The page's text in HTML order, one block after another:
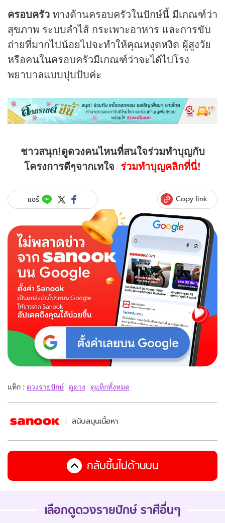
ครอบครัว ทางด้านครอบครัวในปักษ์นี้ มีเกณฑ์ว่า
สุขภาพ ระบบลำไส้ กระเพาะอาหาร และการขับ
ถ่ายที่มากไปน้อยไปจะทำให้คุณหงุดหงิด ผู้สูงวัย
หรือคนในครอบครัวมีเกณฑ์ว่าจะได้ไปโรง
พยาบาลแบบปุบปับค่ะ
ชาวสนุก!ดูดวงคนไหนที่สนใจร่วมทำบุญกับ
โครงการดีๆจากเทใจ ร่วมทำบุญคลิกที่นี่!
แชร์ Copy link
แท็ก : ดวงรายปักษ์ ดูดวง ดูแท็กทั้งหมด
สนับสนุนเนื้อหา
กลับขึ้นไปด้านบน
เลือกดูดวงรายปักษ์ราศีอื่นๆ